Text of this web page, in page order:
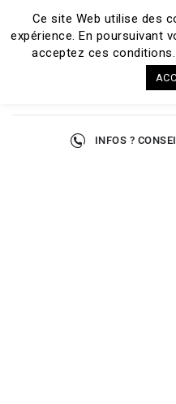
Réglez Vos
INFOS ?
Ce site Web utilise des
expérience. En poursuivant
acceptez ces conditions.